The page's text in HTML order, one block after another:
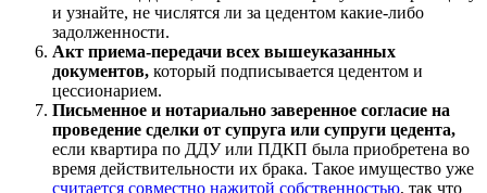
и узнайте, не числятся ли за цедентом какие-либо
задолженности.
Акт приема-передачи всех вышеуказанных
документов, который подписывается цедентом и
цессионарием.
Письменное и нотариально заверенное согласие на
проведение сделки от супруга или супруги цедента,
если квартира по ДДУ или ПДКП была приобретена во
время действительности их брака. Такое имущество уже
считается совместно нажитой собственностью, так что